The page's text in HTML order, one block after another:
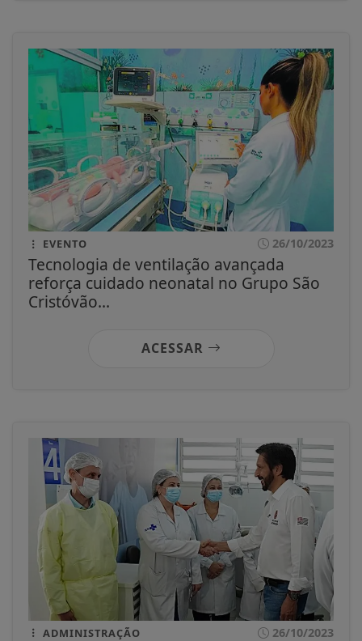
EVENTO 26/10/2023
Tecnologia de ventilação avançada
reforça cuidado neonatal no Grupo São
Cristóvão...
ACESSAR
ADMINISTRAÇÃO 26/10/2023